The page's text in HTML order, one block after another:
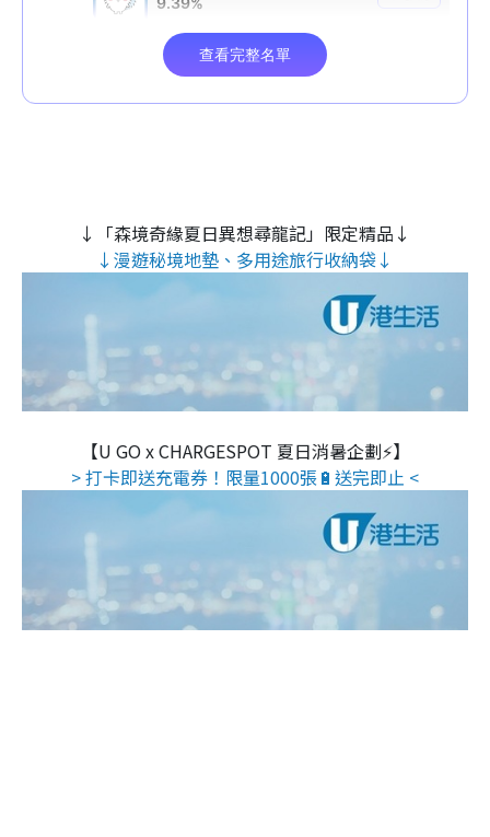
↓「森境奇緣夏日異想尋龍記」限定精品↓
↓漫遊秘境地墊、多用途旅行收納袋↓
【U GO x CHARGESPOT 夏日消暑企劃⚡】
> 打卡即送充電券！限量1000張🔋送完即止 <